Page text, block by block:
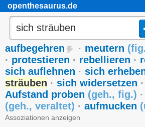
openthesaurus.de
aufbegehren · meutern (
· protestieren · rebellieren ·
sich auflehnen · sich
sträuben · sich widersetzen ·
Aufstand proben (geh., fig.) ·
(geh., veraltet) · aufmucken (
Assoziationen anzeigen